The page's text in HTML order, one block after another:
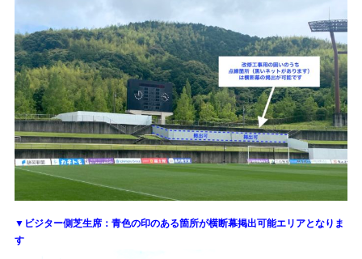
▼ ビジター側芝生席：青色の印のある箇所が横断幕掲出可能エリアとなりま
す